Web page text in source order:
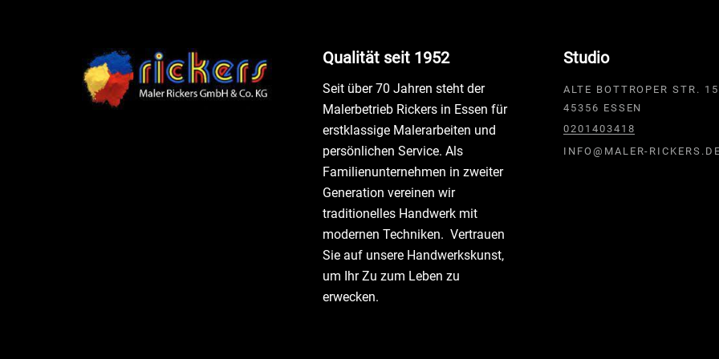
Qualität seit 1952
Seit über 70 Jahren steht der
Malerbetrieb Rickers in Essen für
erstklassige Malerarbeiten und
persönlichen Service. Als
Familienunternehmen in zweiter
Generation vereinen wir
traditionelles Handwerk mit
modernen Techniken. Vertrauen
Sie auf unsere Handwerkskunst,
um Ihr Zu zum Leben zu
erwecken.
Studio
ALTE BOTTROPER STR. 15
45356 ESSEN
0201403418
INFO@MALER-